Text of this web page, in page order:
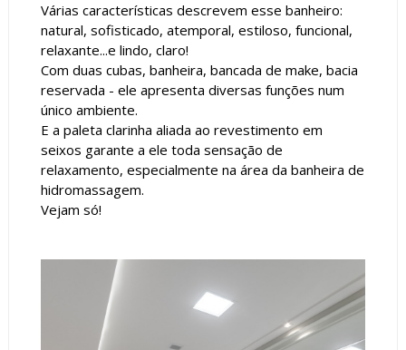
Várias características descrevem esse banheiro:
natural, sofisticado, atemporal, estiloso, funcional,
relaxante...e lindo, claro!
Com duas cubas, banheira, bancada de make, bacia
reservada - ele apresenta diversas funções num
único ambiente.
E a paleta clarinha aliada ao revestimento em
seixos garante a ele toda sensação de
relaxamento, especialmente na área da banheira de
hidromassagem.
Vejam só!